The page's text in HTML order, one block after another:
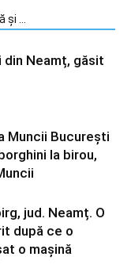
...
Neamț, găsit
Muncii București
la birou,
jud. Neamț. O
după ce o
o mașină